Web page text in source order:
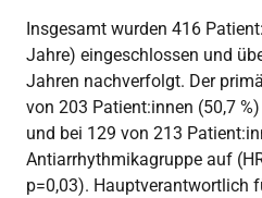
Insgesamt wurden 416
Jahre) eingeschlossen und
Jahren nachverfolgt. Der
von 203 Patient:innen (50,7
und bei 129 von 213
Antiarrhythmikagruppe auf
p=0,03). Hauptverantwortlich